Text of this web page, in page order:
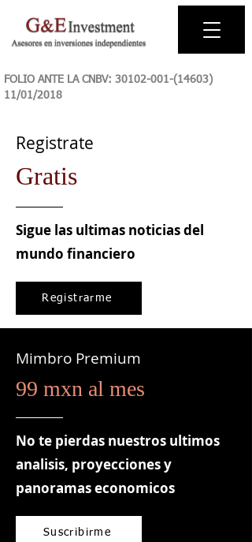
FOLIO ANTE LA CNBV: 30102-001-(14603)
11/01/2018
Registrate
Gratis
Sigue las ultimas noticias del
mundo financiero
Registrarme
Mimbro Premium
99 mxn al mes
No te pierdas nuestros ultimos
analisis, proyecciones y
panoramas economicos
Suscribirme